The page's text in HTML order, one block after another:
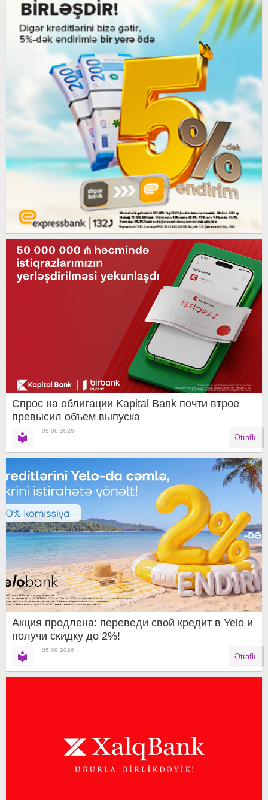
Спрос на облигации Kapital Bank почти втрое
превысил объем выпуска
05.08.2026
Ətraflı
Акция продлена: переведи свой кредит в Yelo и
получи скидку до 2%!
05.08.2026
Ətraflı